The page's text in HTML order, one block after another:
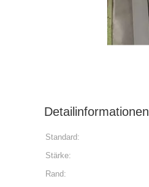
Detailinformationen
Standard:
Stärke:
Rand: